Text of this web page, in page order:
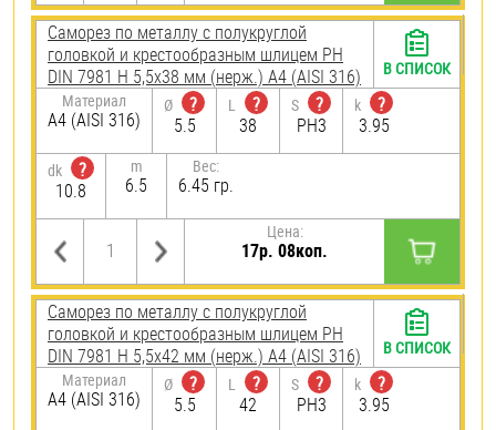
Саморез по металлу с полукруглой
головкой и крестообразным шлицем PH
DIN 7981 H 5,5х38 мм (нерж.) A4 (AISI 316)
Материал
A4 (AISI 316)
Ø
?
5.5
L
?
38
S
?
PH3
k
?
3.95
dk
?
10.8
m
6.5
Вес:
6.45 гр.
Цена:
17р. 08коп.
В СПИСОК
Саморез по металлу с полукруглой
головкой и крестообразным шлицем PH
DIN 7981 H 5,5х42 мм (нерж.) A4 (AISI 316)
Материал
A4 (AISI 316)
Ø
?
5.5
L
?
42
S
?
PH3
k
?
3.95
В СПИСОК